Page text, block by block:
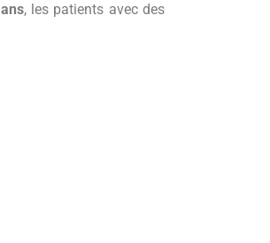
, les patients avec des